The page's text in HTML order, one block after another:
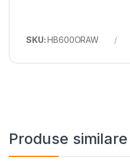
SKU:HB600ORAW
Produse similare